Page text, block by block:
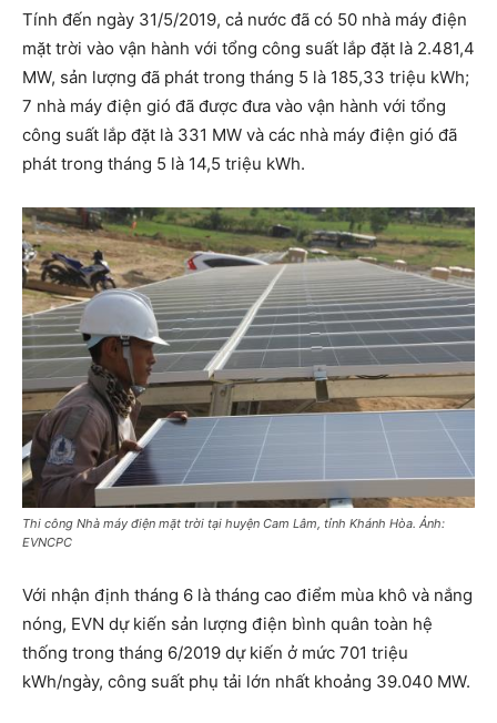
Tính đến ngày 31/5/2019, cả nước đã có 50 nhà máy điện
mặt trời vào vận hành với tổng công suất lắp đặt là 2.481,4
MW, sản lượng đã phát trong tháng 5 là 185,33 triệu kWh;
7 nhà máy điện gió đã được đưa vào vận hành với tổng
công suất lắp đặt là 331 MW và các nhà máy điện gió đã
phát trong tháng 5 là 14,5 triệu kWh.
Thi công Nhà máy điện mặt trời tại huyện Cam Lâm, tỉnh Khánh Hòa. Ảnh:
EVNCPC
Với nhận định tháng 6 là tháng cao điểm mùa khô và nắng
nóng, EVN dự kiến sản lượng điện bình quân toàn hệ
thống trong tháng 6/2019 dự kiến ở mức 701 triệu
kWh/ngày, công suất phụ tải lớn nhất khoảng 39.040 MW.